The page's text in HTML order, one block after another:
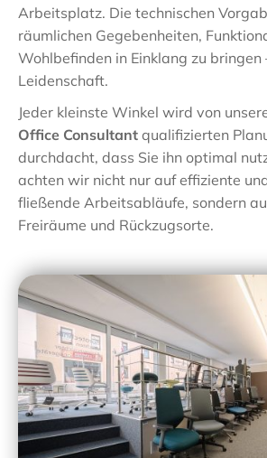
Arbeitsplatz. Die technischen
räumlichen Gegebenheiten,
Wohlbefinden in Einklang zu bringen
Leidenschaft.
Jeder kleinste Winkel wird von
Office Consultant qualifizierten
durchdacht, dass Sie ihn optimal
achten wir nicht nur auf effiziente
fließende Arbeitsabläufe, sondern
Freiräume und Rückzugsorte.